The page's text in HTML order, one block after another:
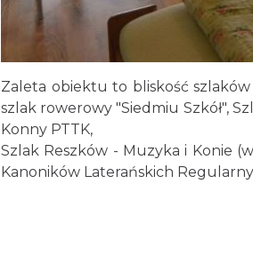
Zaleta obiektu to bliskość
szlak rowerowy "Siedmiu Szkół",
Konny PTTK,
Szlak Reszków - Muzyka i Konie
Kanoników Laterańskich